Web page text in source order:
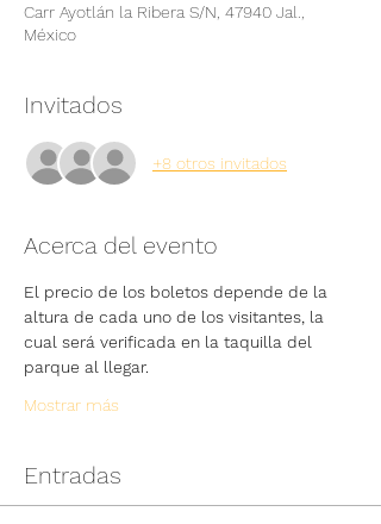
Carr Ayotlán la Ribera S/N, 47940 Jal.,
México
Invitados
+8 otros invitados
Acerca del evento
El precio de los boletos depende de la
altura de cada uno de los visitantes, la
cual será verificada en la taquilla del
parque al llegar.
Mostrar más
Entradas